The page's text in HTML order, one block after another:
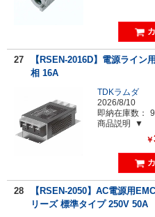
27
【RSEN-2016D】電源ライン
相 16A
TDKラムダ
2026/8/10
即納在庫数：
商品説明
￥
28
【RSEN-2050】AC電源用
リーズ 標準タイプ 250V 50A